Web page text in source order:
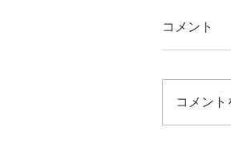
コメント
コメン